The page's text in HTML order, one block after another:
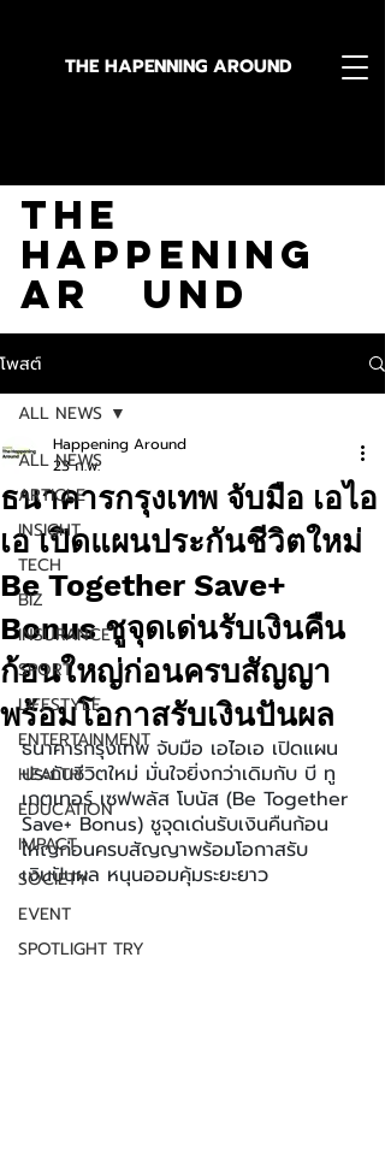
THE HAPENNING AROUND
The
Happening
Ar und
โพสต์
ALL NEWS
ARTICLE
INSIGHT
TECH
BIZ
INSURANCE
SPORT
LIFESTYLE
ENTERTAINMENT
HEALTH
EDUCATION
IMPACT
SOCIETY
EVENT
SPOTLIGHT TRY
ALL NEWS
ธนาคารกรุงเทพ จับมือ เอไอ
เอ เปิดแผนประกันชีวิตใหม่
Be Together Save+
Bonus ชูจุดเด่นรับเงินคืน
ก้อนใหญ่ก่อนครบสัญญา
พร้อมโอกาสรับเงินปันผล
Happening Around
23 ก.พ.
ธนาคารกรุงเทพ จับมือ เอไอเอ เปิดแผน
ประกันชีวิตใหม่ มั่นใจยิ่งกว่าเดิมกับ บี ทู
เกตเทอร์ เซฟพลัส โบนัส (Be Together
Save+ Bonus) ชูจุดเด่นรับเงินคืนก้อน
ใหญ่ก่อนครบสัญญาพร้อมโอกาสรับ
เงินปันผล หนุนออมคุ้มระยะยาว